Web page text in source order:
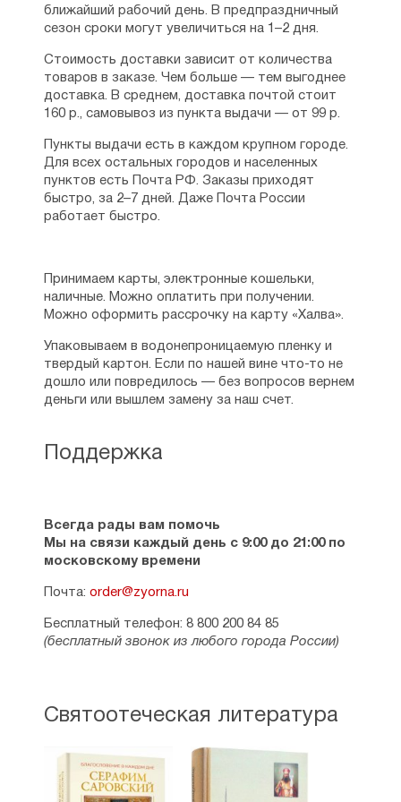
Поддержка
Всегда рады вам помочь
Мы на связи каждый день с 9:00 до 21:00 по
московскому времени
Почта: order@zyorna.ru
Бесплатный телефон: 8 800 200 84 85
(бесплатный звонок из любого города России)
ближайший рабочий день. В предпраздничный
сезон сроки могут увеличиться на 1–2 дня.
Стоимость доставки зависит от количества
товаров в заказе. Чем больше — тем выгоднее
доставка. В среднем, доставка почтой стоит
160 р., самовывоз из пункта выдачи — от 99 р.
Пункты выдачи есть в каждом крупном городе.
Для всех остальных городов и населенных
пунктов есть Почта РФ. Заказы приходят
быстро, за 2–7 дней. Даже Почта России
работает быстро.
Принимаем карты, электронные кошельки,
наличные. Можно оплатить при получении.
Можно оформить рассрочку на карту «Халва».
Упаковываем в водонепроницаемую пленку и
твердый картон. Если по нашей вине что-то не
дошло или повредилось — без вопросов вернем
деньги или вышлем замену за наш счет.
Святоотеческая литература